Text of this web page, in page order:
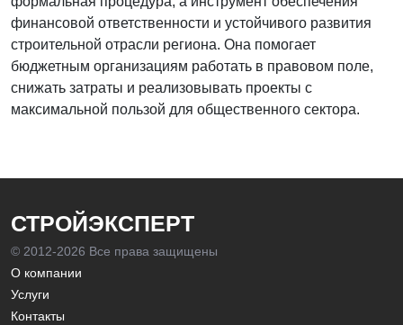
финансовой ответственности и устойчивого развития
строительной отрасли региона. Она помогает
бюджетным организациям работать в правовом поле,
снижать затраты и реализовывать проекты с
максимальной пользой для общественного сектора.
СТРОЙЭКСПЕРТ
© 2012-2026 Все права защищены
О компании
Услуги
Контакты